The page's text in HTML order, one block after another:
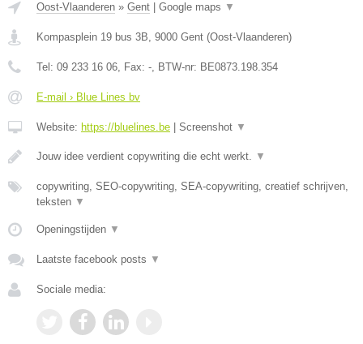
Oost-Vlaanderen » Gent Google maps ▼
Kompasplein 19 bus 3B, 9000 Gent (Oost-Vlaanderen)
Tel: 09 233 16 06, Fax: -, BTW-nr: BE0873.198.354
E-mail › Blue Lines bv
Website: https://bluelines.be Screenshot ▼
Jouw idee verdient copywriting die echt werkt. ▼
copywriting, SEO-copywriting, SEA-copywriting, creatief schrijven,
teksten ▼
Openingstijden ▼
Laatste facebook posts ▼
Sociale media: